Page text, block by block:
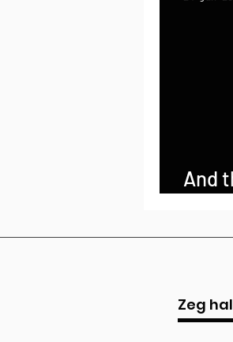
And
Zeg